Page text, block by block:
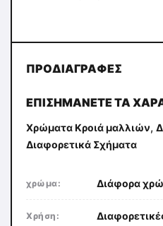
ΠΡΟΔΙΑΓΡΑΦΈΣ
ΕΠΙΣΗΜΆΝΕΤΕ ΤΑ
Χρώματα Κροιά μαλλιών,
Διαφορετικά Σχήματα
χρώμα: Διάφορα
Χρήση: